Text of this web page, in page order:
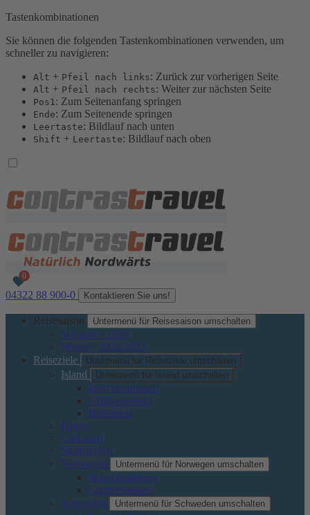
Tastenkombinationen
Sie können die folgenden Tastenkombinationen verwenden, um
schneller zu navigieren:
Alt + Pfeil nach links: Zurück zur vorherigen Seite
Alt + Pfeil nach rechts: Weiter zur nächsten Seite
Pos1: Zum Seitenanfang springen
Ende: Zum Seitenende springen
Leertaste: Bildlauf nach unten
Shift + Leertaste: Bildlauf nach oben
04322 88 900-0 Kontaktieren Sie uns!
Reisesaison Untermenü für Reisesaison umschalten
Sommer - 2026
Winter - 2026/2027
Reiseziele
Untermenü für Reiseziele umschalten
Island Untermenü für Island umschalten
Individualreisen
Gruppenreisen
Reitreisen
Färöer
Grönland
Spitzbergen
Norwegen
Untermenü für Norwegen umschalten
Individualreisen
Gruppenreisen
Schweden
Untermenü für Schweden umschalten